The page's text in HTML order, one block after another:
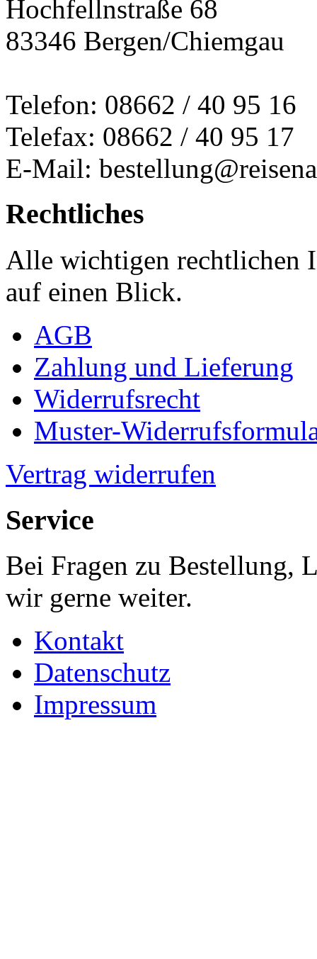
Hochfellnstraße 68
83346 Bergen/Chiemgau
Telefon: 08662 / 40 95 16
Telefax: 08662 / 40 95 17
E-Mail:
Rechtliches
Alle wichtigen rechtlichen
auf einen Blick.
AGB
Zahlung und Lieferung
Widerrufsrecht
Muster-
Vertrag widerrufen
Service
Bei Fragen zu Bestellung,
wir gerne weiter.
Kontakt
Datenschutz
Impressum